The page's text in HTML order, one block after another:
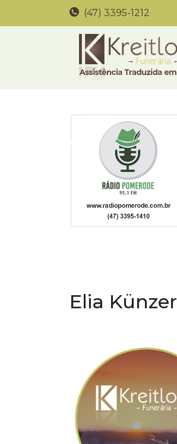
(47) 3395-1212
Elia Künzer